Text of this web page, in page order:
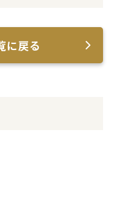
に戻る